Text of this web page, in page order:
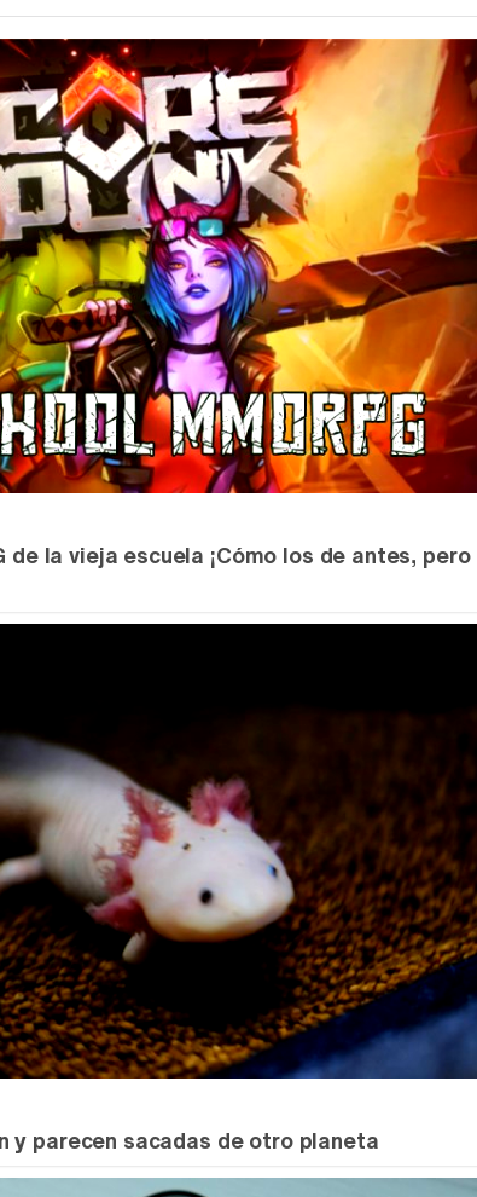
de la vieja escuela ¡Cómo los de antes, pero
y parecen sacadas de otro planeta